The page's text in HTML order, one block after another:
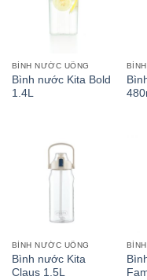
BÌNH NƯỚC UỐNG
Bình nước Kita Bold
1.4L
BÌNH NƯỚC UỐNG
Bình nước Kita
Claus 1.5L